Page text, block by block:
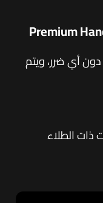
أي ضرر، ويتم
ذات الطلاء